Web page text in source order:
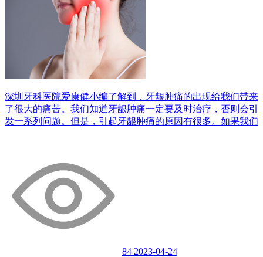
深圳牙科医院爱康健小编了解到，牙龈肿痛的出现给我们带来
了很大的痛苦。我们知道牙龈肿痛一定要及时治疗，否则会引
发一系列问题。但是，引起牙龈肿痛的原因有很多。如果我们
84 2023-04-24